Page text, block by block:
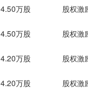
4.50万股 股权激
4.50万股 股权激
4.20万股 股权激
4.20万股 股权激